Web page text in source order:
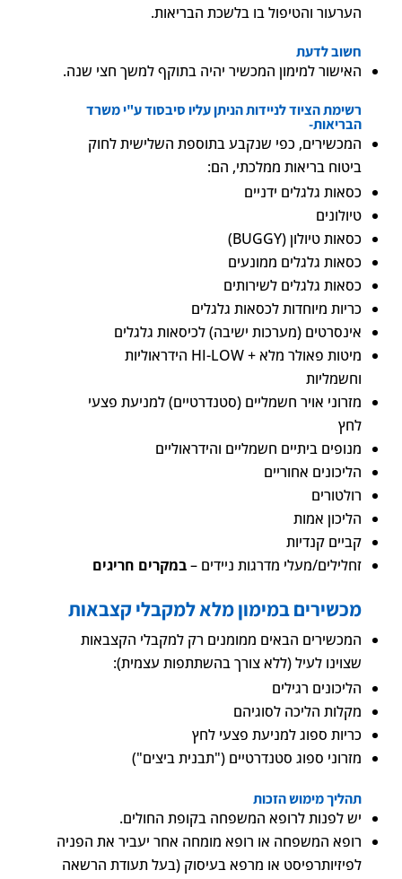
הערעור והטיפול בו בלשכת הבריאות.
חשוב לדעת
האישור למימון המכשיר יהיה בתוקף למשך חצי שנה.
רשימת הציוד לניידות הניתן עליו סיבסוד ע"י משרד
הבריאות-
המכשירים, כפי שנקבע בתוספת השלישית לחוק
ביטוח בריאות ממלכתי, הם:
כסאות גלגלים ידניים
טיולונים
כסאות טיולון (BUGGY)
כסאות גלגלים ממונעים
כסאות גלגלים לשירותים
כריות מיוחדות לכסאות גלגלים
אינסרטים (מערכות ישיבה) לכיסאות גלגלים
מיטות פאולר מלא + HI-LOW הידראוליות
וחשמליות
מזרוני אויר חשמליים (סטנדרטיים) למניעת פצעי
לחץ
מנופים ביתיים חשמליים והידראוליים
הליכונים אחוריים
רולטורים
הליכון אמות
קביים קנדיות
זחלילים/מעלי מדרגות ניידים –במקרים חריגים
מכשירים במימון מלא למקבלי קצבאות
המכשירים הבאים ממומנים רק למקבלי הקצבאות
שצוינו לעיל (ללא צורך בהשתתפות עצמית):
הליכונים רגילים
מקלות הליכה לסוגיהם
כריות ספוג למניעת פצעי לחץ
מזרוני ספוג סטנדרטיים ("תבנית ביצים")
תהליך מימוש הזכות
יש לפנות לרופא המשפחה בקופת החולים.
רופא המשפחה או רופא מומחה אחר יעביר את הפניה
לפיזיותרפיסט או מרפא בעיסוק (בעל תעודת הרשאה